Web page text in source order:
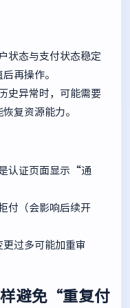
状态与支付状态稳定
再操作。
史异常时，可能需要
复资源能力。
认证页面显示“通
付（会影响后续开
过多可能加重审
避免“重复付